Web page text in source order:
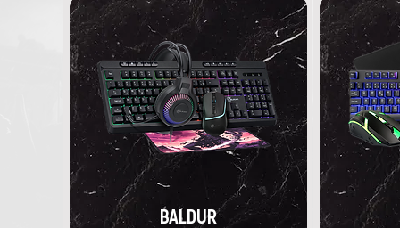
BALDUR